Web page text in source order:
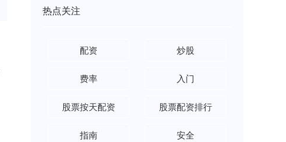
热点关注
配资 炒股
费率 入门
股票按天配资 股票配资排行
指南 安全